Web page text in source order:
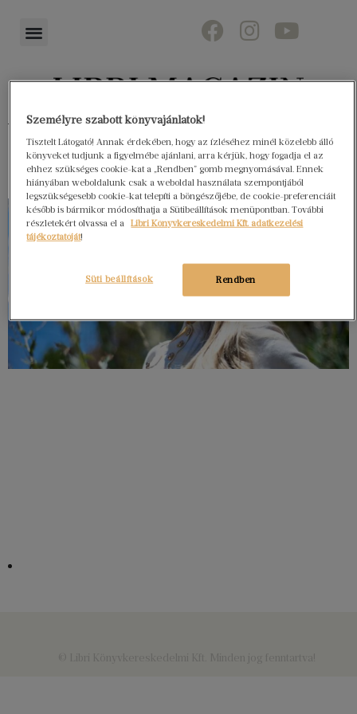
Könyvektől az olvasókig
Személyre szabott könyvajánlatok!
Tisztelt Látogató! Annak érdekében, hogy az ízléséhez minél közelebb álló
könyveket tudjunk a figyelmébe ajánlani, arra kérjük, hogy fogadja el az
ehhez szükséges cookie-kat a „Rendben” gomb megnyomásával. Ennek
hiányában weboldalunk csak a weboldal használata szempontjából
legszükségesebb cookie-kat telepíti a böngészőjébe, de cookie-preferenciáit
később is bármikor módosíthatja a Sütibeállítások menüpontban. További
részletekért olvassa el a
Libri Könyvkereskedelmi Kft. adatkezelési
tájékoztatóját!
Rendben
Süti beállítások